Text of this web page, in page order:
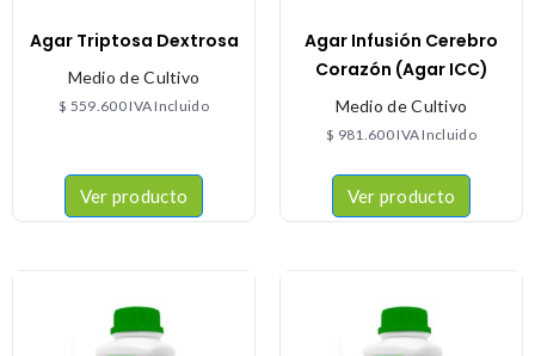
Agar Triptosa Dextrosa
Medio de Cultivo
$ 559.600IVA Incluido
Ver producto
Agar Infusión Cerebro
Corazón (Agar ICC)
Medio de Cultivo
$ 981.600IVA Incluido
Ver producto